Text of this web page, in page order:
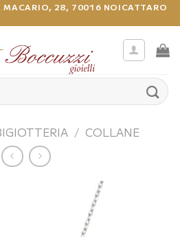
28, 70016 NOICATTARO
/ COLLANE